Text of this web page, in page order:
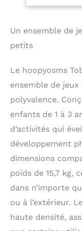
Un ensemble de
petits
Le hoopyosms
ensemble de
polyvalence.
enfants de 1 à 3
d’activités qui
développement
dimensions
poids de 15,7 kg,
dans n’importe
ou à l’extérieur.
haute densité,